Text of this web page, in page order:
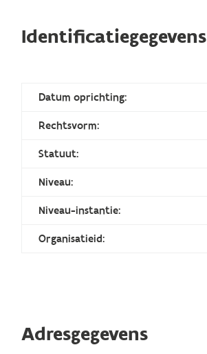
Identificatiegegevens
Datum oprichting:
Rechtsvorm:
Statuut:
Niveau:
Niveau-instantie:
Organisatieid:
Adresgegevens